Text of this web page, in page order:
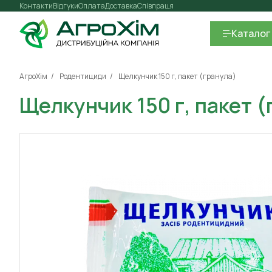
Контакти Оплата
Відгуки ДоставкаСпівпраця
Каталог
АгроХім Родентициди Щелкунчик 150 г, пакет (гранула)
Щелкунчик 150 г, пакет